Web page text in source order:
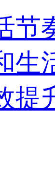
节
生
提